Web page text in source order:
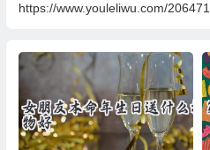
https://www.youleliwu.com/